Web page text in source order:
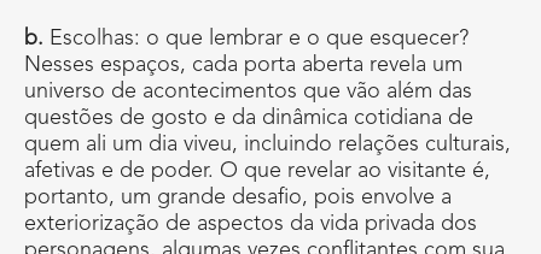
b. Escolhas: o que lembrar e o que esquecer?
Nesses espaços, cada porta aberta revela um
universo de acontecimentos que vão além das
questões de gosto e da dinâmica cotidiana de
quem ali um dia viveu, incluindo relações culturais,
afetivas e de poder. O que revelar ao visitante é,
portanto, um grande desafio, pois envolve a
exteriorização de aspectos da vida privada dos